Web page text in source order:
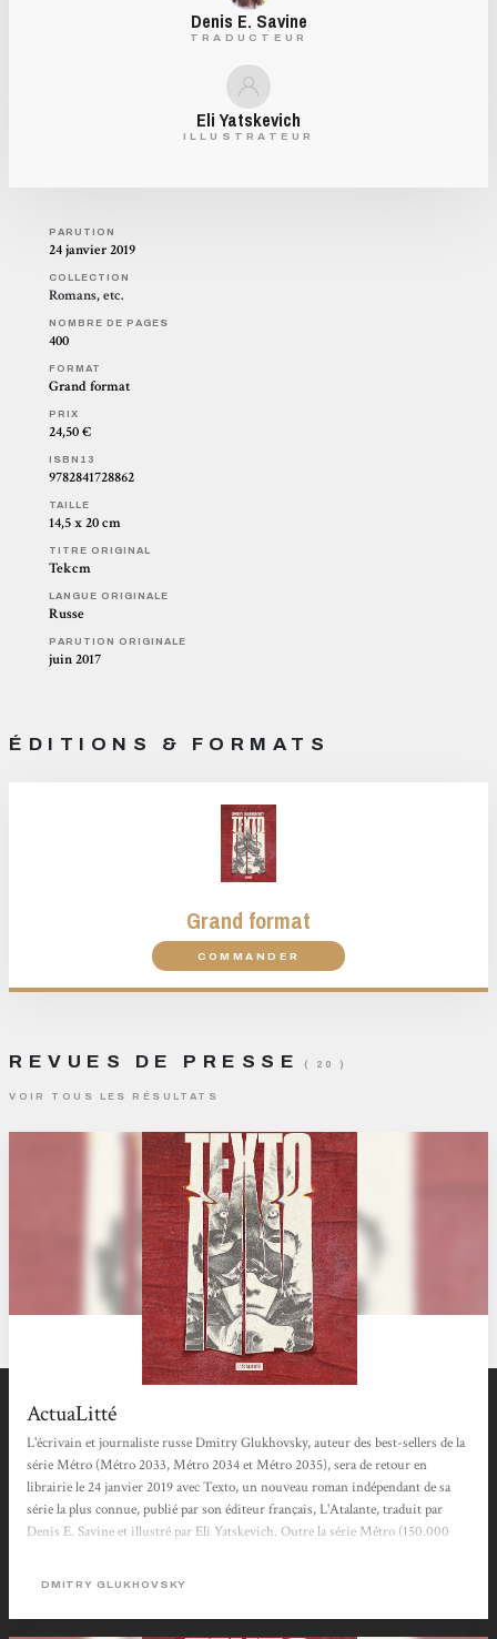
Denis E. Savine
TRADUCTEUR
Eli Yatskevich
ILLUSTRATEUR
PARUTION
24 janvier 2019
COLLECTION
Romans, etc.
NOMBRE DE PAGES
400
FORMAT
Grand format
PRIX
24,50 €
ISBN13
9782841728862
TAILLE
14,5 x 20 cm
TITRE ORIGINAL
Tekcm
LANGUE ORIGINALE
Russe
PARUTION ORIGINALE
juin 2017
ÉDITIONS & FORMATS
Grand format
COMMANDER
REVUES DE PRESSE ( 20 )
VOIR TOUS LES RÉSULTATS
ActuaLitté
L'écrivain et journaliste russe Dmitry Glukhovsky, auteur des best-sellers de la
série Métro (Métro 2033, Métro 2034 et Métro 2035), sera de retour en
librairie le 24 janvier 2019 avec Texto, un nouveau roman indépendant de sa
série la plus connue, publié par son éditeur français, L'Atalante, traduit par
Denis E. Savine et illustré par Eli Yatskevich. Outre la série Métro (150.000
2035, a été publié en 2015 par L'Atalante, Dmitry Glukhovsky écrit
DMITRY GLUKHOVSKY